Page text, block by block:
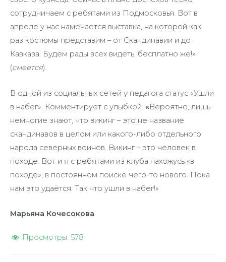
сотрудничаем с ребятами из Подмосковья. Вот в
апреле у нас намечается выставка, на которой как
раз костюмы представим – от Скандинавии и до
Кавказа. Будем рады всех видеть, бесплатно же!»
(смеется).
В одной из социальных сетей у педагога статус «Ушли
в набег». Комментирует с улыбкой: «Вероятно, лишь
немногие знают, что викинг – это не название
скандинавов в целом или какого-либо отдельного
народа северных воинов. Викинг – это человек в
походе. Вот и я с ребятами из клуба нахожусь «в
походе», в постоянном поиске чего-то нового. Пока
нам это удаётся. Так что ушли в набег!»
Марьяна Кочесокова
Просмотры: 578